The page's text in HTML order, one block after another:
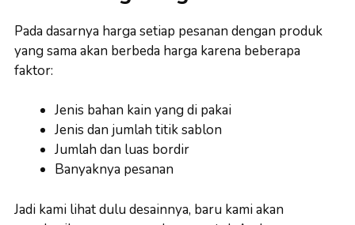
Pada dasarnya harga setiap pesanan dengan produk
yang sama akan berbeda harga karena beberapa
faktor:
Jenis bahan kain yang di pakai
Jenis dan jumlah titik sablon
Jumlah dan luas bordir
Banyaknya pesanan
Jadi kami lihat dulu desainnya, baru kami akan